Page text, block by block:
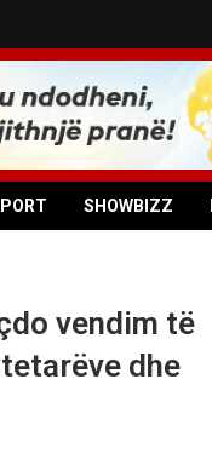
SHOWBIZZ
vendim të
dhe